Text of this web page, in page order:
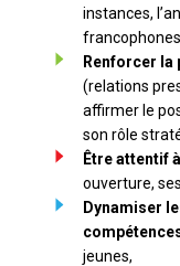
instances,
Renforcer
(relations
affirmer le
son rôle
Être attentif
ouverture,
Dynamiser
jeunes,